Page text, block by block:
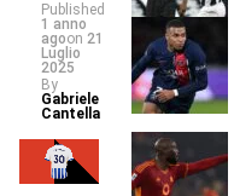
Published
1 anno
agoon 21
Luglio
2025
By
Gabriele
Cantella